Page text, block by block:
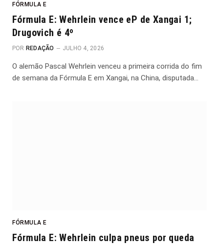
FÓRMULA E
Fórmula E: Wehrlein vence eP de Xangai 1;
Drugovich é 4º
POR REDAÇÃO JULHO 4, 2026
O alemão Pascal Wehrlein venceu a primeira corrida do fim
de semana da Fórmula E em Xangai, na China, disputada…
FÓRMULA E
Fórmula E: Wehrlein culpa pneus por queda